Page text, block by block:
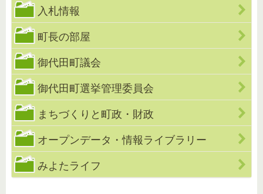
入札情報
町長の部屋
御代田町議会
御代田町選挙管理委員会
まちづくりと町政・財政
オープンデータ・情報ライブラリー
みよたライフ